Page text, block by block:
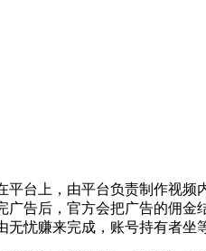
台上，由平台负责制作视
告后，官方会把广告的佣
忧赚来完成，账号持有者坐